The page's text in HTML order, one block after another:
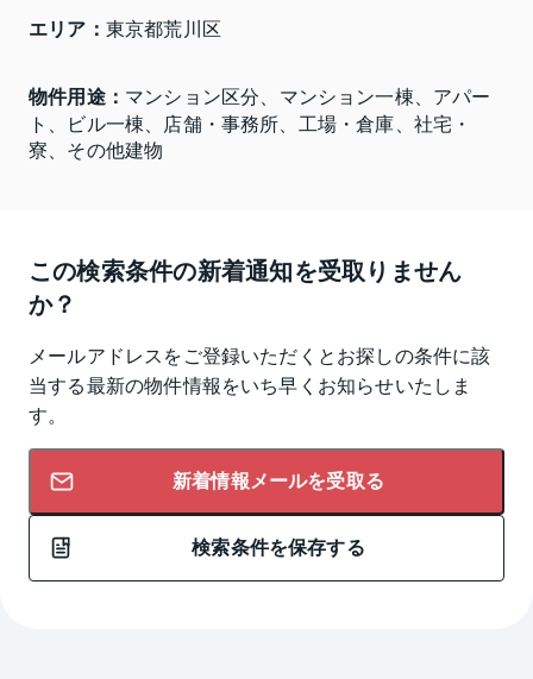
エリア： 東京都荒川区
物件用途： マンション区分、マンション一棟、アパー
ト、ビル一棟、店舗・事務所、工場・倉庫、社宅・
寮、その他建物
この検索条件の新着通知を受取りません
か？
メールアドレスをご登録いただくとお探しの条件に該
当する最新の物件情報をいち早くお知らせいたしま
す。
新着情報メールを受取る
検索条件を保存する